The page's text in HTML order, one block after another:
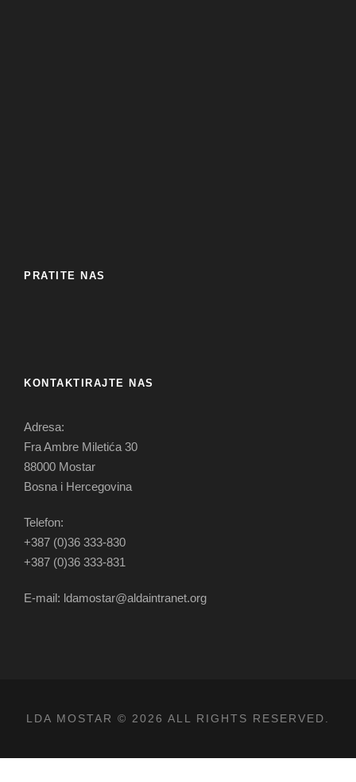
PRATITE NAS
KONTAKTIRAJTE NAS
Adresa:
Fra Ambre Miletića 30
88000 Mostar
Bosna i Hercegovina
Telefon:
+387 (0)36 333-830
+387 (0)36 333-831
E-mail: ldamostar@aldaintranet.org
LDA MOSTAR © 2026 ALL RIGHTS RESERVED.